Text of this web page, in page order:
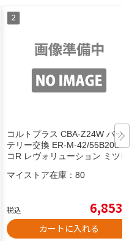
コルトプラス CBA-Z24W バッ
テリー交換 ER-M-42/55B20L エ
コR レヴォリューション ミツビ
マイストア在庫： 80
税込 6,853
カートに入れる